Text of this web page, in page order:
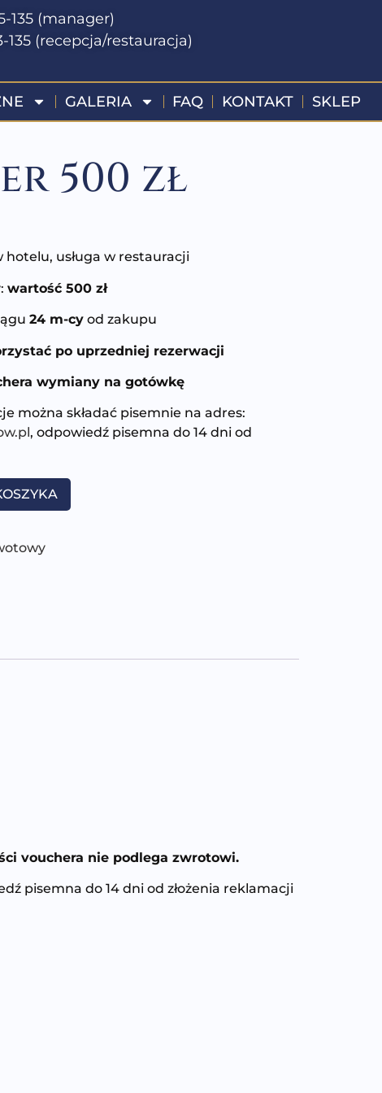
135 (manager)
135 (recepcja/restauracja)
GALERIA FAQ KONTAKT SKLEP
500 zł
usługa w restauracji
wartość 500 zł
24 m-cyod zakupu
po uprzedniej rezerwacji
wymiany na gotówkę
można składać pisemnie na adres:
, odpowiedź pisemna do 14 dni od
vouchera nie podlega zwrotowi.
pisemna do 14 dni od złożenia reklamacji